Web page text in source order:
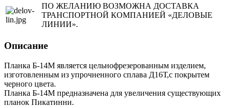
ПО ЖЕЛАНИЮ ВОЗМОЖНА ДОСТАВКА
ТРАНСПОРТНОЙ КОМПАНИЕЙ «ДЕЛОВЫЕ
ЛИНИИ».
Описание
Планка Б-14М является цельнофрезерованным изделием,
изготовленным из упрочненного сплава Д16Т,с покрытем
черного цвета.
Планка Б-14М предназначена для увеличения существующих
планок Пикатинни.